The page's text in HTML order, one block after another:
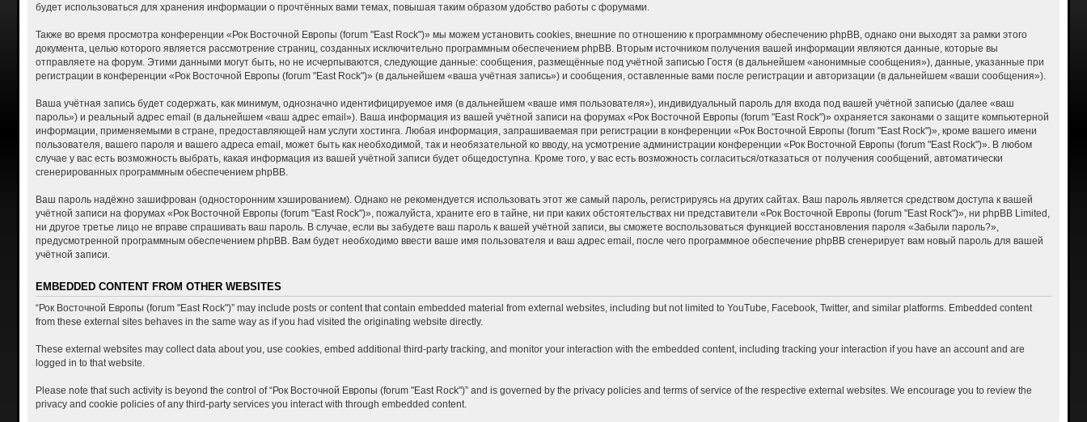
будет использоваться для хранения информации о прочтённых вами темах, повышая таким образом удобство работы с форумами.
Также во время просмотра конференции «Рок Восточной Европы (forum "East Rock")» мы можем установить cookies, внешние по отношению к программному обеспечению phpBB, однако они выходят за рамки этого
документа, целью которого является рассмотрение страниц, созданных исключительно программным обеспечением phpBB. Вторым источником получения вашей информации являются данные, которые вы
отправляете на форум. Этими данными могут быть, но не исчерпываются, следующие данные: сообщения, размещённые под учётной записью Гостя (в дальнейшем «анонимные сообщения»), данные, указанные при
регистрации в конференции «Рок Восточной Европы (forum "East Rock")» (в дальнейшем «ваша учётная запись») и сообщения, оставленные вами после регистрации и авторизации (в дальнейшем «ваши сообщения»).
Ваша учётная запись будет содержать, как минимум, однозначно идентифицируемое имя (в дальнейшем «ваше имя пользователя»), индивидуальный пароль для входа под вашей учётной записью (далее «ваш
пароль») и реальный адрес email (в дальнейшем «ваш адрес email»). Ваша информация из вашей учётной записи на форумах «Рок Восточной Европы (forum "East Rock")» охраняется законами о защите компьютерной
информации, применяемыми в стране, предоставляющей нам услуги хостинга. Любая информация, запрашиваемая при регистрации в конференции «Рок Восточной Европы (forum "East Rock")», кроме вашего имени
пользователя, вашего пароля и вашего адреса email, может быть как необходимой, так и необязательной ко вводу, на усмотрение администрации конференции «Рок Восточной Европы (forum "East Rock")». В любом
случае у вас есть возможность выбрать, какая информация из вашей учётной записи будет общедоступна. Кроме того, у вас есть возможность согласиться/отказаться от получения сообщений, автоматически
сгенерированных программным обеспечением phpBB.
Ваш пароль надёжно зашифрован (односторонним хэшированием). Однако не рекомендуется использовать этот же самый пароль, регистрируясь на других сайтах. Ваш пароль является средством доступа к вашей
учётной записи на форумах «Рок Восточной Европы (forum "East Rock")», пожалуйста, храните его в тайне, ни при каких обстоятельствах ни представители «Рок Восточной Европы (forum "East Rock")», ни phpBB Limited,
ни другое третье лицо не вправе спрашивать ваш пароль. В случае, если вы забудете ваш пароль к вашей учётной записи, вы сможете воспользоваться функцией восстановления пароля «Забыли пароль?»,
предусмотренной программным обеспечением phpBB. Вам будет необходимо ввести ваше имя пользователя и ваш адрес email, после чего программное обеспечение phpBB сгенерирует вам новый пароль для вашей
учётной записи.
EMBEDDED CONTENT FROM OTHER WEBSITES
“Рок Восточной Европы (forum "East Rock")” may include posts or content that contain embedded material from external websites, including but not limited to YouTube, Facebook, Twitter, and similar platforms. Embedded content
from these external sites behaves in the same way as if you had visited the originating website directly.
These external websites may collect data about you, use cookies, embed additional third-party tracking, and monitor your interaction with the embedded content, including tracking your interaction if you have an account and are
logged in to that website.
Please note that such activity is beyond the control of “Рок Восточной Европы (forum "East Rock")” and is governed by the privacy policies and terms of service of the respective external websites. We encourage you to review the
privacy and cookie policies of any third-party services you interact with through embedded content.